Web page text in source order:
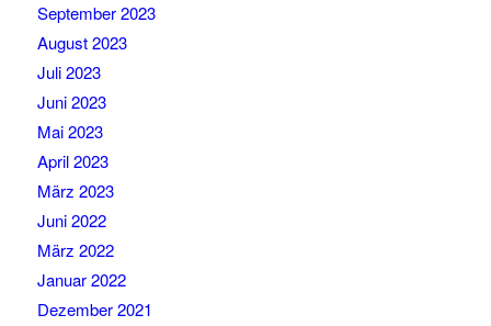
September 2023
August 2023
Juli 2023
Juni 2023
Mai 2023
April 2023
März 2023
Juni 2022
März 2022
Januar 2022
Dezember 2021